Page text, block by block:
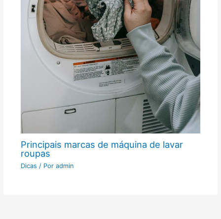
Principais marcas de máquina de lavar
roupas
Dicas / Por admin